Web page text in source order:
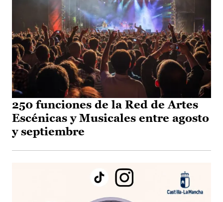
250 funciones de la Red de Artes
Escénicas y Musicales entre agosto
y septiembre